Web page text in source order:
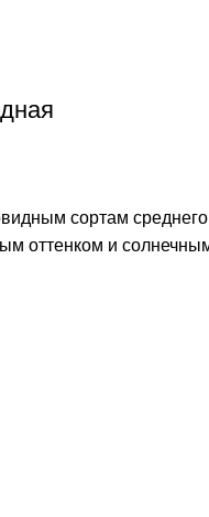
сортам
оттенком и